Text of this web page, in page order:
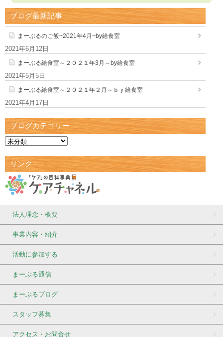
ブログ最新記事
まーぶるのご飯~2021年4月~by給食室
2021年6月12日
まーぶる給食室～２０２１年3月～by給食室
2021年5月5日
まーぶる給食室～２０２１年２月～ｂｙ給食室
2021年4月17日
ブログカテゴリー
リンク
法人理念・概要
事業内容・紹介
活動に参加する
まーぶる通信
まーぶるブログ
スタッフ募集
アクセス・お問合せ